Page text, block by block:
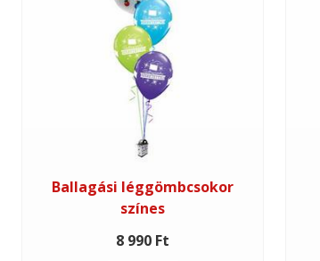
Ballagási léggömbcsokor
színes
8 990 Ft